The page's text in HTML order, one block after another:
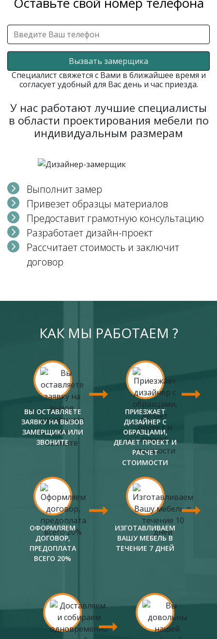
Вызвать замерщика
Специалист свяжется с Вами в ближайшее время и
согласует удобный для Вас день и час приезда.
У нас работают лучшие специалисты
в области проектирования мебели по
индивидуальным размерам
Выполнит замер
Привезет образцы материалов
Предоставит грамотную консультацию
Разработает дизайн-проект
Рассчитает стоимость и заключит
договор
КАК МЫ РАБОТАЕМ ?
ВЫ ОСТАВЛЯЕТЕ
ЗАЯВКУ НА ВЫЗОВ
ЗАМЕРЩИКА ИЛИ
ЗВОНИТЕ
ПРИЕЗЖАЕТ
ДИЗАЙНЕР С
ОБРАЗЦАМИ,
ДЕЛАЕТ ПРОЕКТ И
РАСЧЕТ
СТОИМОСТИ
ОФОРМЛЯЕМ
ДОГОВОР,
ПРЕДОПЛАТА
ВСЕГО 20%
ИЗГОТАВЛИВАЕМ
ВАШУ МЕБЕЛЬ В
ТЕЧЕНИЕ 7 ДНЕЙ